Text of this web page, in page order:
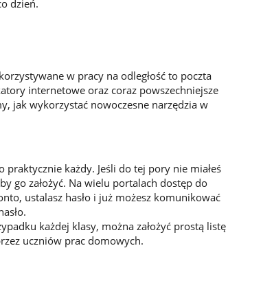
dzień.
w pracy na odległość to poczta
internetowe oraz coraz powszechniejsze
jak wykorzystać nowoczesne narzędzia w
każdy. Jeśli do tej pory nie miałeś
go założyć. Na wielu portalach dostęp do
ustalasz hasło i już możesz komunikować
każdej klasy, można założyć prostą listę
uczniów prac domowych.